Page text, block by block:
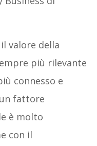
valore della
più rilevante
connesso e
fattore
è molto
con il